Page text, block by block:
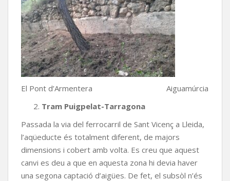
El Pont d’Armentera Aiguamúrcia
Tram Puigpelat-Tarragona
Passada la via del ferrocarril de Sant Vicenç a Lleida,
l’aqüeducte és totalment diferent, de majors
dimensions i cobert amb volta. Es creu que aquest
canvi es deu a que en aquesta zona hi devia haver
una segona captació d’aigües. De fet, el subsòl n’és